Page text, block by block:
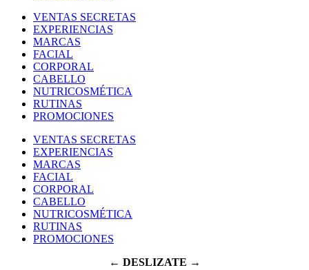
VENTAS SECRETAS
EXPERIENCIAS
MARCAS
FACIAL
CORPORAL
CABELLO
NUTRICOSMÉTICA
RUTINAS
PROMOCIONES
VENTAS SECRETAS
EXPERIENCIAS
MARCAS
FACIAL
CORPORAL
CABELLO
NUTRICOSMÉTICA
RUTINAS
PROMOCIONES
← DESLIZATE →